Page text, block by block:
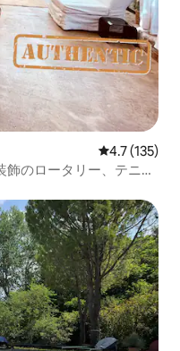
レビュー135
4.7 (135)
のロータリー、テニ